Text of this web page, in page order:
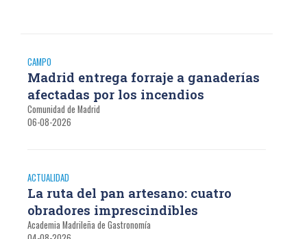
CAMPO
Madrid entrega forraje a ganaderías
afectadas por los incendios
Comunidad de Madrid
06-08-2026
ACTUALIDAD
La ruta del pan artesano: cuatro
obradores imprescindibles
Academia Madrileña de Gastronomía